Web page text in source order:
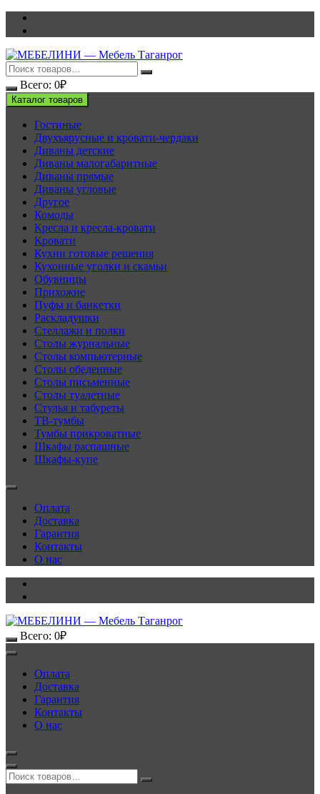
Перейти
Всего: 0₽
Каталог товаров
Гостиные
Двухъярусные и кровати-чердаки
Диваны детские
Диваны малогабаритные
Диваны прямые
Диваны угловые
Другое
Комоды
Кресла и кресла-кровати
Кровати
Кухни готовые решения
Кухонные уголки и скамьи
Обувницы
Прихожие
Пуфы и банкетки
Раскладушки
Стеллажи и полки
Столы журнальные
Столы компьютерные
Столы обеденные
Столы письменные
Столы туалетные
Стулья и табуреты
ТВ-тумбы
Тумбы прикроватные
Шкафы распашные
Шкафы-купе
Оплата
Доставка
Гарантия
Контакты
О нас
Всего: 0₽
Оплата
Доставка
Гарантия
Контакты
О нас